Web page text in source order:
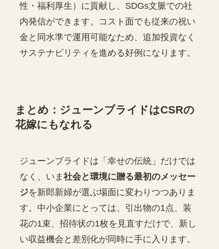
性・福利厚生）に貢献し、SDGs文脈での社
内発信ができます。コスト面でも従来の祝い
金と同水準で運用可能なため、追加投資なく
サステナビリティを進める好例になります。
まとめ：ジューンブライドはCSRの
花嫁にもなれる
ジューンブライドは「幸せの伝統」だけでは
なく、いま社会と環境に贈る最初のメッセー
ジを新郎新婦が選ぶ場面に変わりつつありま
す。中小企業にとっては、引出物の1点、装
花の1束、招待状の1枚を見直すだけで、新し
い収益機会と差別化が同時に手に入ります。